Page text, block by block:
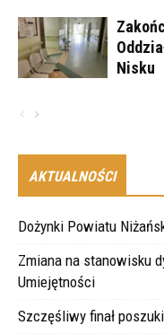
Nisku
AKTUALNOŚCI
Dożynki Powiatu
Zmiana na stanowisku
Umiejętności
Szczęśliwy finał